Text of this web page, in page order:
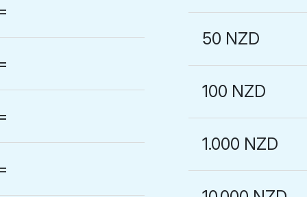
50 NZD
100 NZD
1.000 NZD